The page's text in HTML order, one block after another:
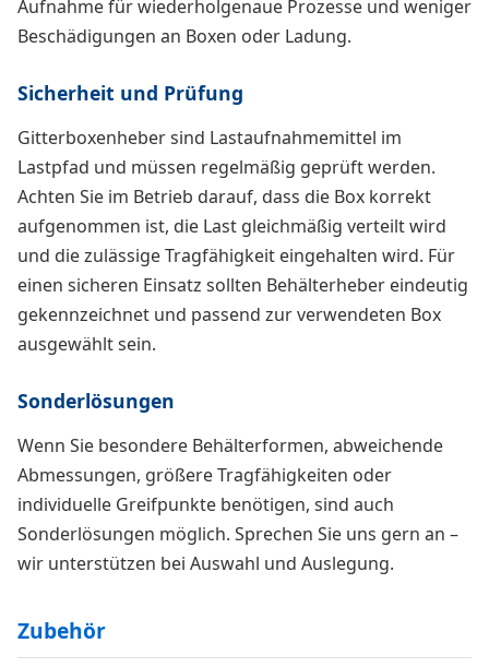
Aufnahme für wiederholgenaue Prozesse und weniger
Beschädigungen an Boxen oder Ladung.
Sicherheit und Prüfung
Gitterboxenheber sind Lastaufnahmemittel im
Lastpfad und müssen regelmäßig geprüft werden.
Achten Sie im Betrieb darauf, dass die Box korrekt
aufgenommen ist, die Last gleichmäßig verteilt wird
und die zulässige Tragfähigkeit eingehalten wird. Für
einen sicheren Einsatz sollten Behälterheber eindeutig
gekennzeichnet und passend zur verwendeten Box
ausgewählt sein.
Sonderlösungen
Wenn Sie besondere Behälterformen, abweichende
Abmessungen, größere Tragfähigkeiten oder
individuelle Greifpunkte benötigen, sind auch
Sonderlösungen möglich. Sprechen Sie uns gern an –
wir unterstützen bei Auswahl und Auslegung.
Zubehör